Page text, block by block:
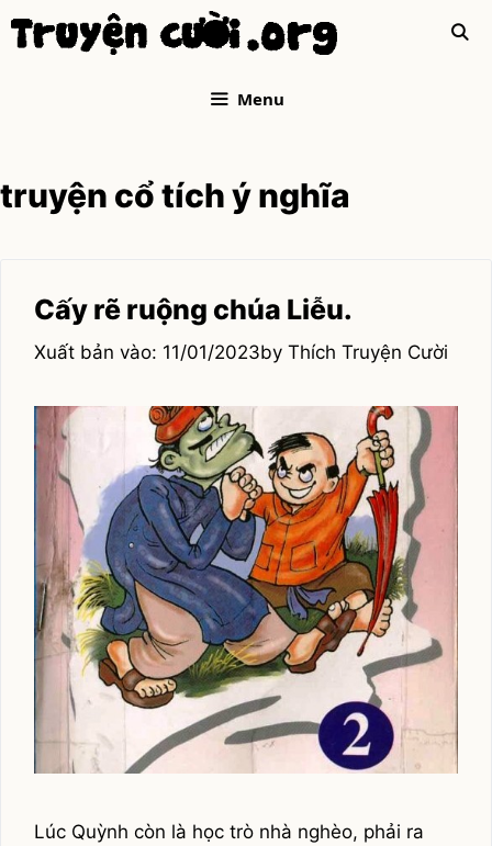
Menu
truyện cổ tích ý nghĩa
Cấy rẽ ruộng chúa Liễu.
11/01/2023by Thích Truyện Cười
Lúc Quỳnh còn là học trò nhà nghèo, phải ra